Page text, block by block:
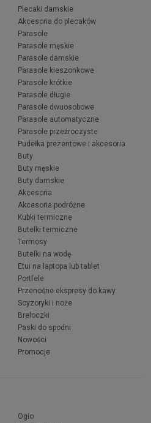
Plecaki damskie
Akcesoria do plecaków
Parasole
Parasole męskie
Parasole damskie
Parasole kieszonkowe
Parasole krótkie
Parasole długie
Parasole dwuosobowe
Parasole automatyczne
Parasole przeźroczyste
Pudełka prezentowe i akcesoria
Buty
Buty męskie
Buty damskie
Akcesoria
Akcesoria podróżne
Kubki termiczne
Butelki termiczne
Termosy
Butelki na wodę
Etui na laptopa lub tablet
Portfele
Przenośne ekspresy do kawy
Scyzoryki i noże
Breloczki
Paski do spodni
Nowości
Promocje
Ogio